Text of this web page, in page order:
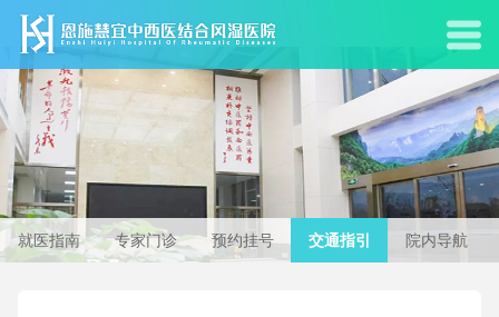
就医指南 专家门诊 预约挂号 交通指引 院内导航